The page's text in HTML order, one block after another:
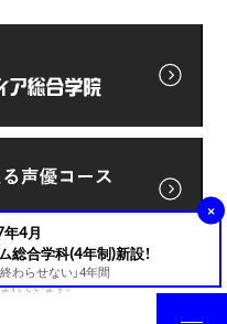
4月
総合学科(4年制)新設！
終わらせない」4年間
×
れています。